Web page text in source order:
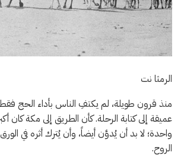
الرمثا نت
منذ قرون طويلة، لم يكتفِ الناس بأداء الحج
عميقة إلى كتابة الرحلة. كأن الطريق إلى مكة كان
واحدة؛ لا بد أن يُدوَّن أيضاً، وأن يُترك أثره في
الروح.